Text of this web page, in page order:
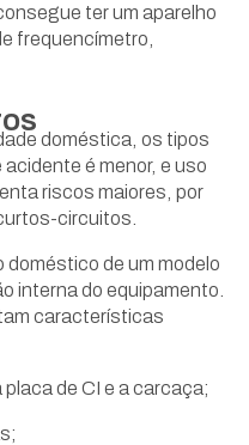
ter um aparelho
frequencímetro,
doméstica, os tipos
é menor, e uso
riscos maiores, por
circuitos.
doméstico de um modelo
interna do equipamento.
características
de CI e a carcaça;